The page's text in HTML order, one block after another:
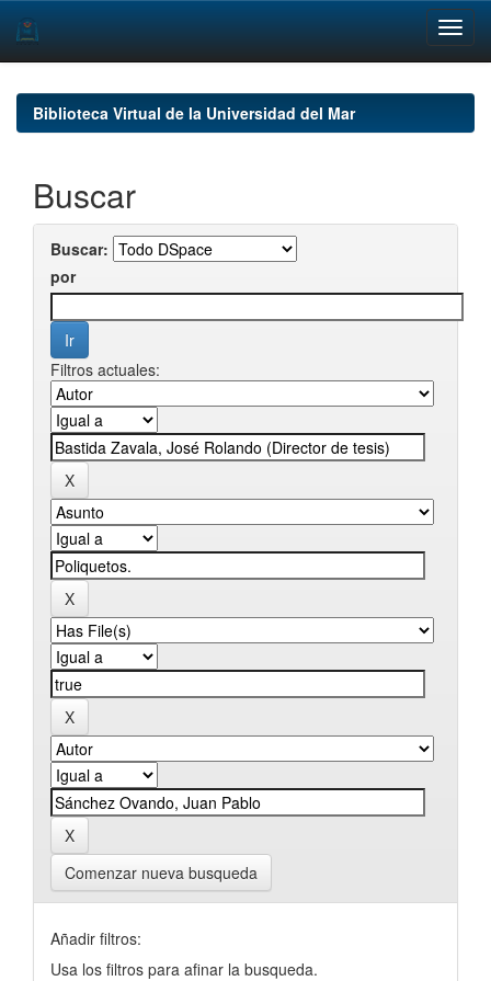
navigationBiblioteca Virtual de la Universidad del Mar
Buscar
Buscar:
por
Filtros actuales:
Comenzar nueva busqueda
Añadir filtros:
Usa los filtros para afinar la busqueda.